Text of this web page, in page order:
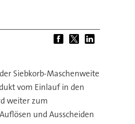
Siebkorb-Maschenweite
vom Einlauf in den
weiter zum
und Ausscheiden